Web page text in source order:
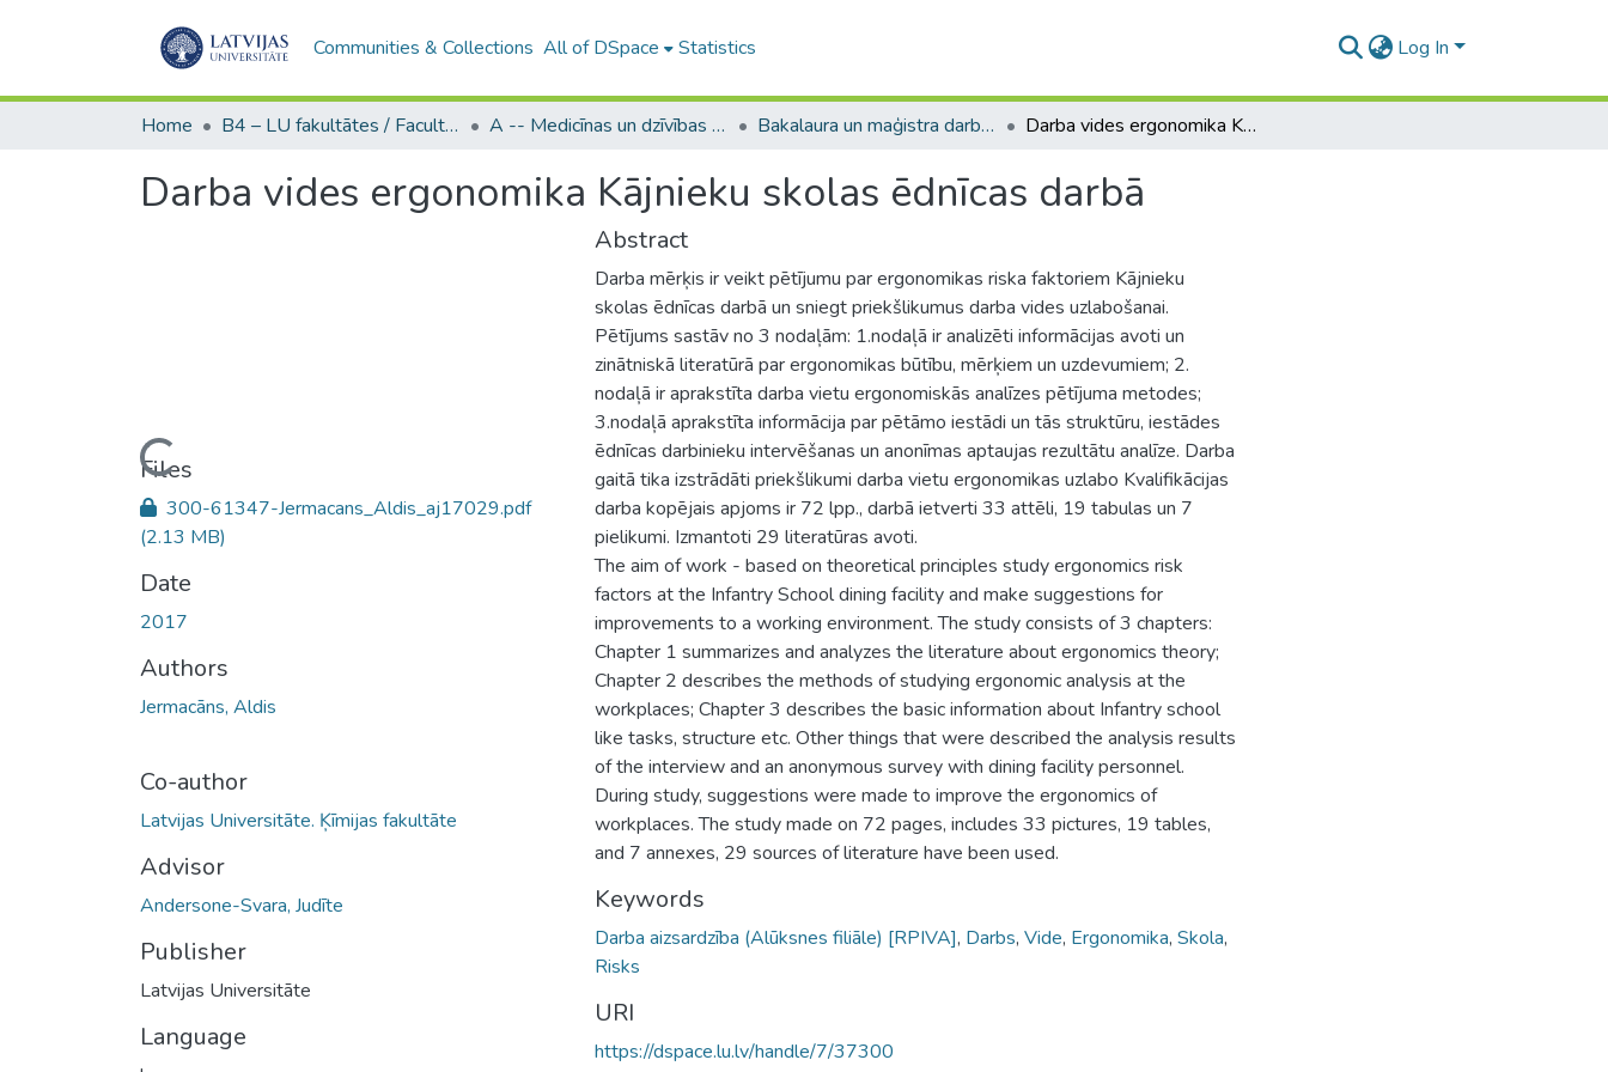
Communities & Collections All of DSpace Statistics Log In
Home B4 – LU fakultātes / Faculties of the UL A -- Medicīnas un dzīvības zinātņu fakultāte / Faculty of Medicine and Life Sciences Bakalaura un maģistra darbi (MDZF) / Bachelor's and Master's theses Darba vides ergonomika Kājnieku skolas ēdnīcas darbā
Darba vides ergonomika Kājnieku skolas ēdnīcas darbā
Loading...
Files
300-61347-Jermacans_Aldis_aj17029.pdf
(2.13 MB)
Date
2017
Authors
Jermacāns, Aldis
Co-author
Latvijas Universitāte. Ķīmijas fakultāte
Advisor
Andersone-Svara, Judīte
Publisher
Latvijas Universitāte
Language
Abstract
Darba mērķis ir veikt pētījumu par ergonomikas riska faktoriem Kājnieku
skolas ēdnīcas darbā un sniegt priekšlikumus darba vides uzlabošanai.
Pētījums sastāv no 3 nodaļām: 1.nodaļā ir analizēti informācijas avoti un
zinātniskā literatūrā par ergonomikas būtību, mērķiem un uzdevumiem; 2.
nodaļā ir aprakstīta darba vietu ergonomiskās analīzes pētījuma metodes;
3.nodaļā aprakstīta informācija par pētāmo iestādi un tās struktūru, iestādes
ēdnīcas darbinieku intervēšanas un anonīmas aptaujas rezultātu analīze. Darba
gaitā tika izstrādāti priekšlikumi darba vietu ergonomikas uzlabo Kvalifikācijas
darba kopējais apjoms ir 72 lpp., darbā ietverti 33 attēli, 19 tabulas un 7
pielikumi. Izmantoti 29 literatūras avoti.
The aim of work - based on theoretical principles study ergonomics risk
factors at the Infantry School dining facility and make suggestions for
improvements to a working environment. The study consists of 3 chapters:
Chapter 1 summarizes and analyzes the literature about ergonomics theory;
Chapter 2 describes the methods of studying ergonomic analysis at the
workplaces; Chapter 3 describes the basic information about Infantry school
like tasks, structure etc. Other things that were described the analysis results
of the interview and an anonymous survey with dining facility personnel.
During study, suggestions were made to improve the ergonomics of
workplaces. The study made on 72 pages, includes 33 pictures, 19 tables,
and 7 annexes, 29 sources of literature have been used.
Keywords
Darba aizsardzība (Alūksnes filiāle) [RPIVA], Darbs, Vide, Ergonomika, Skola,
Risks
URI
https://dspace.lu.lv/handle/7/37300